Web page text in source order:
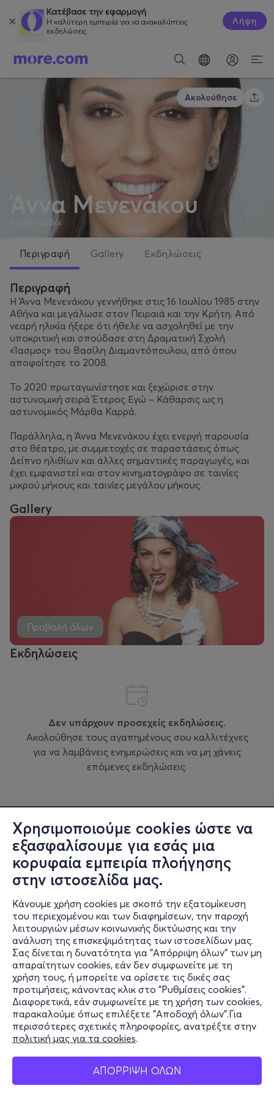
Χρησιμοποιούμε cookies ώστε να
εξασφαλίσουμε για εσάς μια
κορυφαία εμπειρία πλοήγησης
στην ιστοσελίδα μας.
Κάνουμε χρήση cookies με σκοπό την εξατομίκευση
του περιεχομένου και των διαφημίσεων, την παροχή
λειτουργιών μέσων κοινωνικής δικτύωσης και την
ανάλυση της επισκεψιμότητας των ιστοσελίδων μας.
Σας δίνεται η δυνατότητα για "Απόρριψη όλων" των μη
απαραίτητων cookies, εάν δεν συμφωνείτε με τη
χρήση τους, ή μπορείτε να ορίσετε τις δικές σας
προτιμήσεις, κάνοντας κλικ στο "Ρυθμίσεις cookies".
Διαφορετικά, εάν συμφωνείτε με τη χρήση των cookies,
παρακαλούμε όπως επιλέξετε "Αποδοχή όλων".Για
περισσότερες σχετικές πληροφορίες, ανατρέξτε στην
πολιτική μας για τα cookies.
ΑΠΟΡΡΙΨΗ ΟΛΩΝ
Κατέβασε την εφαρμογή
Η καλύτερη εμπειρία για να ανακαλύπτεις
εκδηλώσεις.
Λήψη
Άννα Μενενάκου
ακόλουθοι
Ακολούθησε
Περιγραφή Gallery Εκδηλώσεις
Περιγραφή
Η Άννα Μενενάκου γεννήθηκε στις 16 Ιουλίου 1985 στην
Αθήνα και μεγάλωσε στον Πειραιά και την Κρήτη. Από
νεαρή ηλικία ήξερε ότι ήθελε να ασχοληθεί με την
υποκριτική και σπούδασε στη Δραματική Σχολή
«Ίασμος» του Βασίλη Διαμαντόπουλου, από όπου
αποφοίτησε το 2008.
Το 2020 πρωταγωνίστησε και ξεχώρισε στην
αστυνομική σειρά Έτερος Εγώ – Κάθαρσις ως η
αστυνομικός Μάρθα Καρρά.
Παράλληλα, η Άννα Μενενάκου έχει ενεργή παρουσία
στο θέατρο, με συμμετοχές σε παραστάσεις όπως
Δείπνο ηλιθίων και άλλες σημαντικές παραγωγές, και
έχει εμφανιστεί και στον κινηματογράφο σε ταινίες
μικρού μήκους και ταινίες μεγάλου μήκους.
Gallery
Προβολή όλων
Εκδηλώσεις
Δεν υπάρχουν προσεχείς εκδηλώσεις.
Ακολούθησε τους αγαπημένους σου καλλιτέχνες
για να λαμβάνεις ενημερώσεις και να μη χάνεις
επόμενες εκδηλώσεις.
Πληροφορίες
Υποστήριξη
Stay Connected
Mobile app